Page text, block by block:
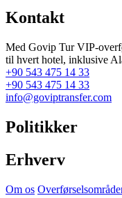
Kontakt
Med Govip Tur VIP-
til hvert hotel, inklusive
+90 543 475 14 33
+90 543 475 14 33
info@goviptransfer.com
Politikker
Erhverv
Om os